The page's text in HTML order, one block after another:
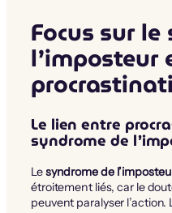
Focus sur
l’imposteur
Le lien entre
syndrome de
Lesyndrome de
étroitement liés, car le
peuvent paralyser